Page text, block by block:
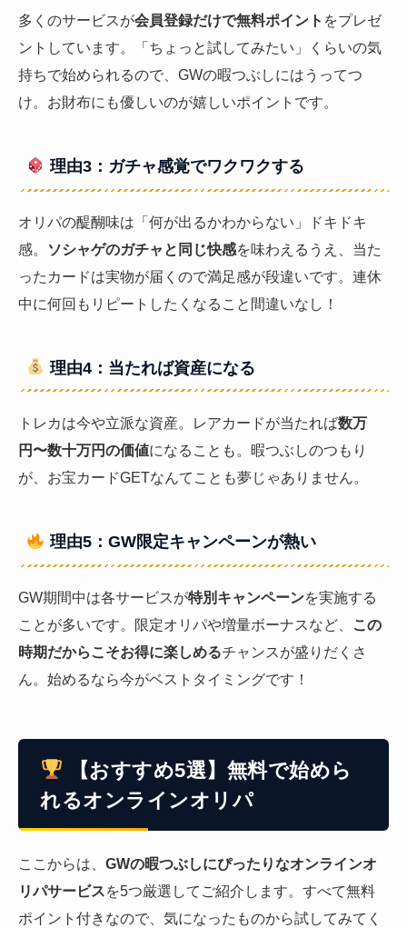
多くのサービスが会員登録だけで無料ポイント をプレゼ
ントしています。「ちょっと試してみたい」くらいの気
持ちで始められるので、GWの暇つぶしにはうってつ
け。お財布にも優しいのが嬉しいポイントです。
理由3：ガチャ感覚でワクワクする
オリパの醍醐味は「何が出るかわからない」ドキドキ
感。
ソシャゲのガチャと同じ快感を味わえるうえ、当た
ったカードは実物が届くので満足感が段違いです。連休
中に何回もリピートしたくなること間違いなし！
理由4：当たれば資産になる
トレカは今や立派な資産。レアカードが当たれば数万
円〜数十万円の価値になることも。暇つぶしのつもり
が、お宝カードGETなんてことも夢じゃありません。
理由5：GW限定キャンペーンが熱い
GW期間中は各サービスが特別キャンペーンを実施する
ことが多いです。限定オリパや増量ボーナスなど、
この
時期だからこそお得に楽しめるチャンスが盛りだくさ
ん。始めるなら今がベストタイミングです！
【おすすめ5選】無料で始めら
れるオンラインオリパ
ここからは、 GWの暇つぶしにぴったりなオンラインオ
リパサービスを5つ厳選してご紹介します。すべて無料
ポイント付きなので、気になったものから試してみてく